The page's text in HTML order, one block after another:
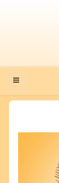
منو